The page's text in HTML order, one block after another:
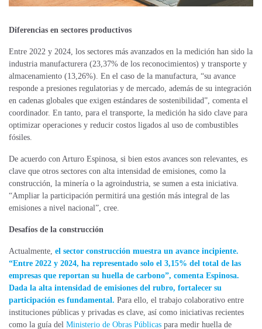
Diferencias en sectores productivos
Entre 2022 y 2024, los sectores más avanzados en la medición han sido la
industria manufacturera (23,37% de los reconocimientos) y transporte y
almacenamiento (13,26%). En el caso de la manufactura, “su avance
responde a presiones regulatorias y de mercado, además de su integración
en cadenas globales que exigen estándares de sostenibilidad”, comenta el
coordinador. En tanto, para el transporte, la medición ha sido clave para
optimizar operaciones y reducir costos ligados al uso de combustibles
fósiles.
De acuerdo con Arturo Espinosa, si bien estos avances son relevantes, es
clave que otros sectores con alta intensidad de emisiones, como la
construcción, la minería o la agroindustria, se sumen a esta iniciativa.
“Ampliar la participación permitirá una gestión más integral de las
emisiones a nivel nacional”, cree.
Desafíos de la construcción
Actualmente, el sector construcción muestra un avance incipiente.
“Entre 2022 y 2024, ha representado solo el 3,15% del total de las
empresas que reportan su huella de carbono”, comenta Espinosa.
Dada la alta intensidad de emisiones del rubro, fortalecer su
participación es fundamental. Para ello, el trabajo colaborativo entre
instituciones públicas y privadas es clave, así como iniciativas recientes
como la guía del Ministerio de Obras Públicas para medir huella de